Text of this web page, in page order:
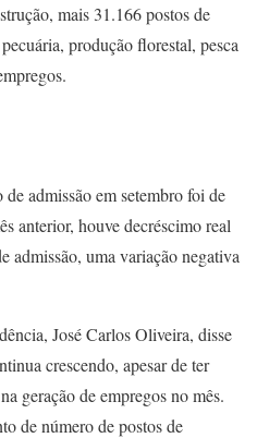
mais 31.166 postos de
produção florestal, pesca
admissão em setembro foi de
anterior, houve decréscimo real
admissão, uma variação negativa
José Carlos Oliveira, disse
crescendo, apesar de ter
geração de empregos no mês.
de número de postos de